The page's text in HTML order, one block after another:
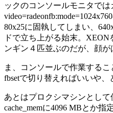
ックのコンソールモニタでは
80x25に固執してしまい、
ドで立ち上がる始末。
ンギン４匹並ぶのだが、顔が
ま、コンソールで作業する
fbsetで切り替えればいいや、
あとはプロクシマシンとして
cache_memに4096 MBとか